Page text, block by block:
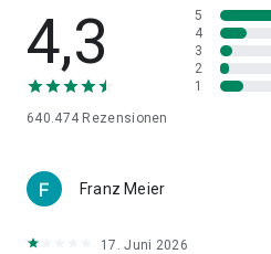
Definitionen aus Wiktionary:
Wort zu wählen, und tippen Sie
"Definieren", um eine Definition
Drücken Sie im Menü
Wikipedia-App", dann "App-
Der Code ist zu 100% Open
4,3
640.474 Rezensionen
5
4
3
2
1
Franz Meier
17. Juni 2026